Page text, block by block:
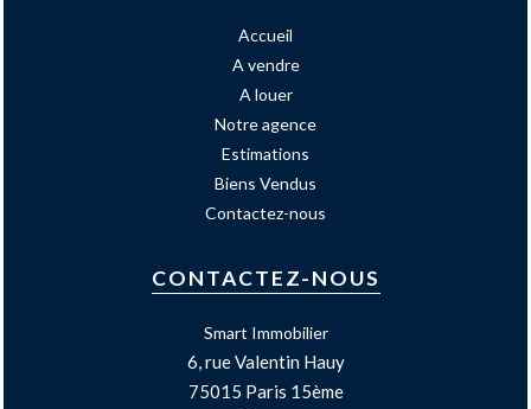
Accueil
A vendre
A louer
Notre agence
Estimations
Biens Vendus
Contactez-nous
CONTACTEZ-NOUS
Smart Immobilier
6, rue Valentin Hauy
75015 Paris 15ème